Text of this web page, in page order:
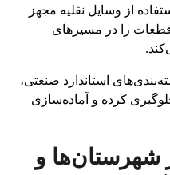
از وسایل نقلیه مجهز
را در مسیرهای
استاندارد صنعتی،
کرده و آماده‌سازی
شهرستان‌ها و